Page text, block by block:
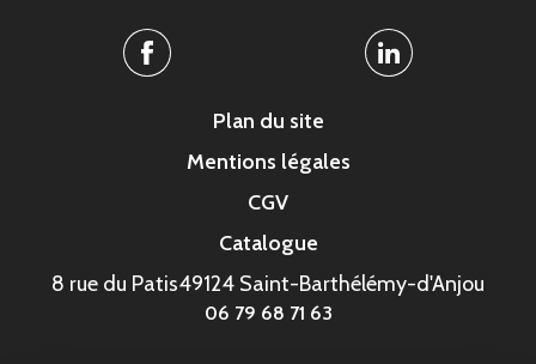
Facebook Linkedin
Plan du site
Mentions légales
CGV
Catalogue
8 rue du Patis49124 Saint-Barthélémy-d'Anjou
06 79 68 71 63